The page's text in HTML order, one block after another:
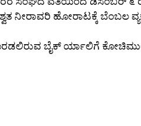
ನೀರಾವರಿ ಹೋರಾಟಕ್ಕೆ ಬೆಂಬಲ
ಬೈಕ್ ರ್ಯಾಲಿಗೆ